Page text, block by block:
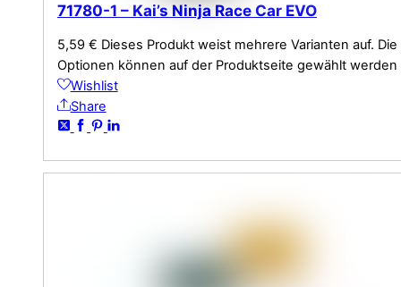
71780-1 – Kai’s Ninja Race Car EVO
5,59 € Dieses Produkt weist mehrere Varianten auf. Die
Optionen können auf der Produktseite gewählt werden
Wishlist
Share